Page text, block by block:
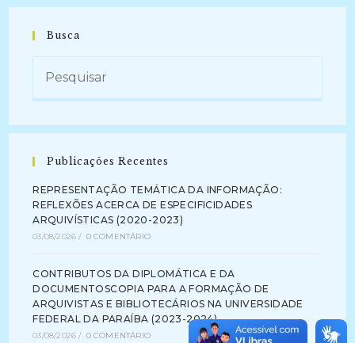
Busca
Publicações Recentes
REPRESENTAÇÃO TEMÁTICA DA INFORMAÇÃO:
REFLEXÕES ACERCA DE ESPECIFICIDADES
ARQUIVÍSTICAS (2020-2023)
03/08/2026 / 0 COMENTÁRIO
CONTRIBUTOS DA DIPLOMÁTICA E DA
DOCUMENTOSCOPIA PARA A FORMAÇÃO DE
ARQUIVISTAS E BIBLIOTECÁRIOS NA UNIVERSIDADE
FEDERAL DA PARAÍBA (2023-2024)
03/08/2026 / 0 COMENTÁRIO